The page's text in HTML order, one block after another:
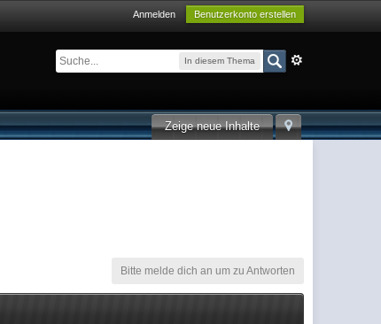
Anmelden Benutzerkonto erstellen
In diesem Thema
Zeige neue Inhalte
Bitte melde dich an um zu Antworten